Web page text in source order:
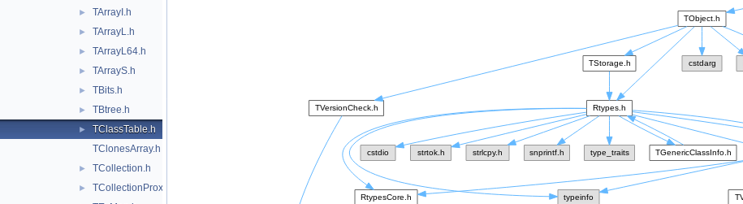
► TArrayI.h
► TArrayL.h
► TArrayL64.h
► TArrayS.h
► TBits.h
► TBtree.h
►
TClassTable.h
TClonesArray.h
► TCollection.h
► TCollectionProxyInfo.h